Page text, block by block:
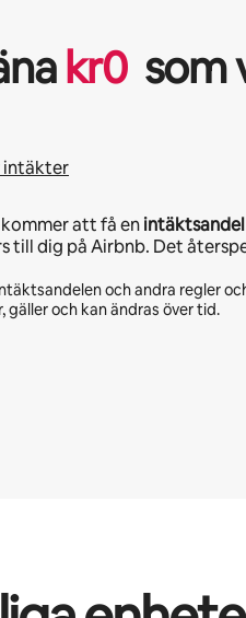
kr0 som
intäkter
att få en
till dig på Airbnb. Det
och andra regler
gäller och kan ändras över tid.